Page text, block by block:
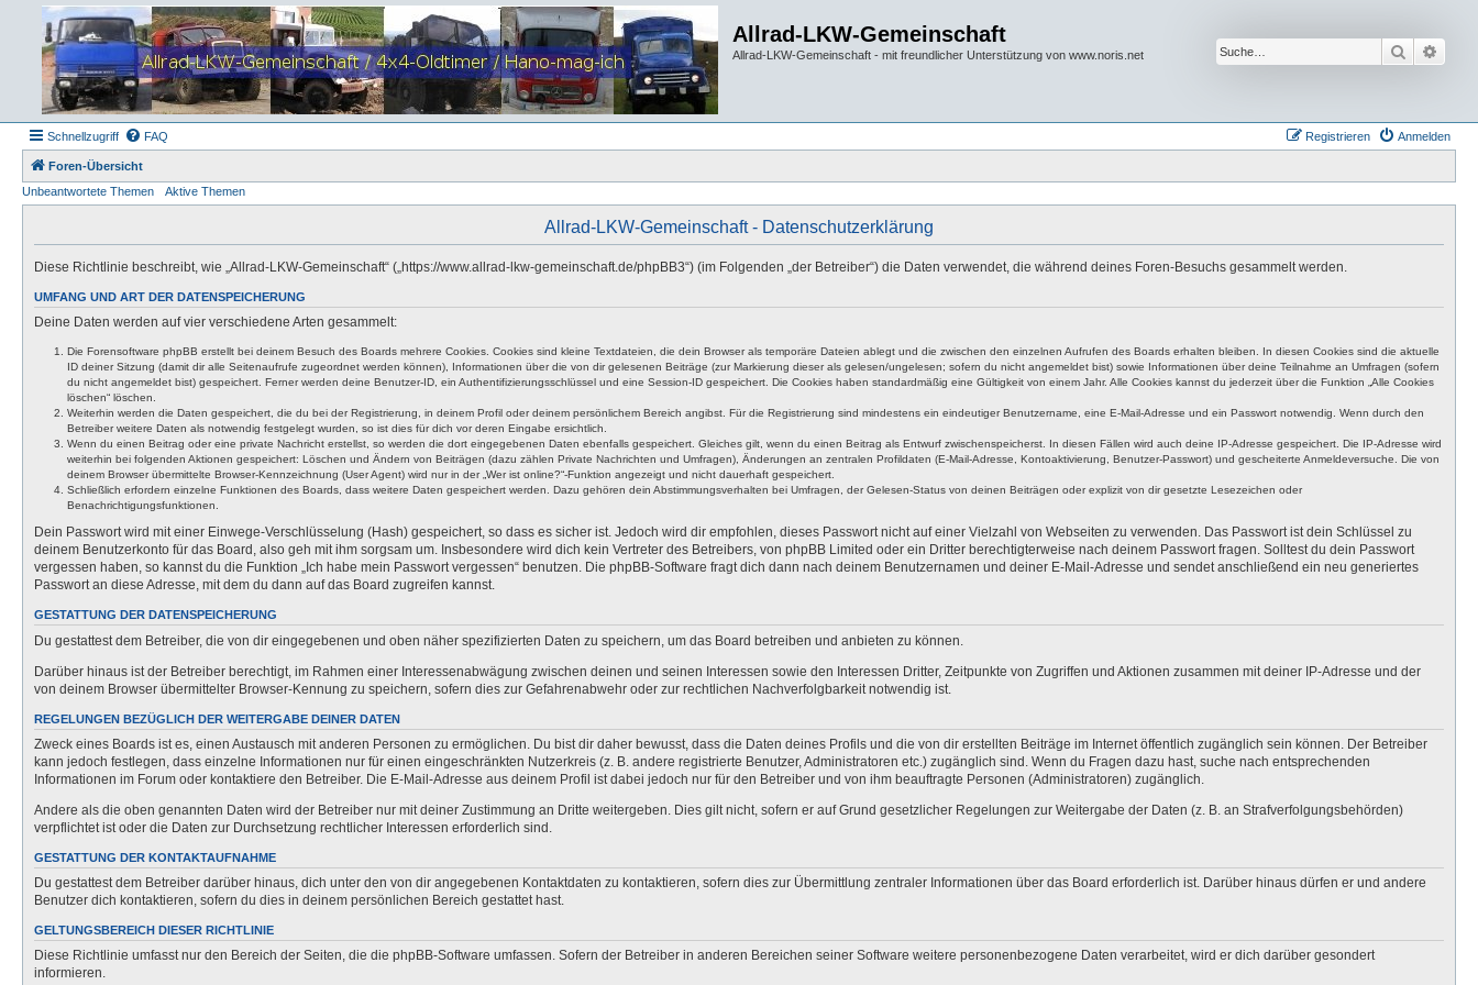
Allrad-LKW-Gemeinschaft
Allrad-LKW-Gemeinschaft - mit freundlicher Unterstützung von www.noris.net Suche
Schnellzugriff FAQ Anmelden
Registrieren
Foren-Übersicht
Unbeantwortete Themen
Aktive Themen
Allrad-LKW-Gemeinschaft - Datenschutzerklärung
Diese Richtlinie beschreibt, wie „Allrad-LKW-Gemeinschaft“ („https://www.allrad-lkw-gemeinschaft.de/phpBB3“) (im Folgenden „der Betreiber“) die Daten verwendet, die während deines Foren-Besuchs gesammelt werden.
UMFANG UND ART DER DATENSPEICHERUNG
Deine Daten werden auf vier verschiedene Arten gesammelt:
Die Forensoftware phpBB erstellt bei deinem Besuch des Boards mehrere Cookies. Cookies sind kleine Textdateien, die dein Browser als temporäre Dateien ablegt und die zwischen den einzelnen Aufrufen des Boards erhalten bleiben. In diesen Cookies sind die aktuelle
ID deiner Sitzung (damit dir alle Seitenaufrufe zugeordnet werden können), Informationen über die von dir gelesenen Beiträge (zur Markierung dieser als gelesen/ungelesen; sofern du nicht angemeldet bist) sowie Informationen über deine Teilnahme an Umfragen (sofern
du nicht angemeldet bist) gespeichert. Ferner werden deine Benutzer-ID, ein Authentifizierungsschlüssel und eine Session-ID gespeichert. Die Cookies haben standardmäßig eine Gültigkeit von einem Jahr. Alle Cookies kannst du jederzeit über die Funktion „Alle Cookies
löschen“ löschen.
Weiterhin werden die Daten gespeichert, die du bei der Registrierung, in deinem Profil oder deinem persönlichem Bereich angibst. Für die Registrierung sind mindestens ein eindeutiger Benutzername, eine E-Mail-Adresse und ein Passwort notwendig. Wenn durch den
Betreiber weitere Daten als notwendig festgelegt wurden, so ist dies für dich vor deren Eingabe ersichtlich.
Wenn du einen Beitrag oder eine private Nachricht erstellst, so werden die dort eingegebenen Daten ebenfalls gespeichert. Gleiches gilt, wenn du einen Beitrag als Entwurf zwischenspeicherst. In diesen Fällen wird auch deine IP-Adresse gespeichert. Die IP-Adresse wird
weiterhin bei folgenden Aktionen gespeichert: Löschen und Ändern von Beiträgen (dazu zählen Private Nachrichten und Umfragen), Änderungen an zentralen Profildaten (E-Mail-Adresse, Kontoaktivierung, Benutzer-Passwort) und gescheiterte Anmeldeversuche. Die von
deinem Browser übermittelte Browser-Kennzeichnung (User Agent) wird nur in der „Wer ist online?“-Funktion angezeigt und nicht dauerhaft gespeichert.
Schließlich erfordern einzelne Funktionen des Boards, dass weitere Daten gespeichert werden. Dazu gehören dein Abstimmungsverhalten bei Umfragen, der Gelesen-Status von deinen Beiträgen oder explizit von dir gesetzte Lesezeichen oder
Benachrichtigungsfunktionen.
Dein Passwort wird mit einer Einwege-Verschlüsselung (Hash) gespeichert, so dass es sicher ist. Jedoch wird dir empfohlen, dieses Passwort nicht auf einer Vielzahl von Webseiten zu verwenden. Das Passwort ist dein Schlüssel zu
deinem Benutzerkonto für das Board, also geh mit ihm sorgsam um. Insbesondere wird dich kein Vertreter des Betreibers, von phpBB Limited oder ein Dritter berechtigterweise nach deinem Passwort fragen. Solltest du dein Passwort
vergessen haben, so kannst du die Funktion „Ich habe mein Passwort vergessen“ benutzen. Die phpBB-Software fragt dich dann nach deinem Benutzernamen und deiner E-Mail-Adresse und sendet anschließend ein neu generiertes
Passwort an diese Adresse, mit dem du dann auf das Board zugreifen kannst.
GESTATTUNG DER DATENSPEICHERUNG
Du gestattest dem Betreiber, die von dir eingegebenen und oben näher spezifizierten Daten zu speichern, um das Board betreiben und anbieten zu können.
Darüber hinaus ist der Betreiber berechtigt, im Rahmen einer Interessenabwägung zwischen deinen und seinen Interessen sowie den Interessen Dritter, Zeitpunkte von Zugriffen und Aktionen zusammen mit deiner IP-Adresse und der
von deinem Browser übermittelter Browser-Kennung zu speichern, sofern dies zur Gefahrenabwehr oder zur rechtlichen Nachverfolgbarkeit notwendig ist.
REGELUNGEN BEZÜGLICH DER WEITERGABE DEINER DATEN
Zweck eines Boards ist es, einen Austausch mit anderen Personen zu ermöglichen. Du bist dir daher bewusst, dass die Daten deines Profils und die von dir erstellten Beiträge im Internet öffentlich zugänglich sein können. Der Betreiber
kann jedoch festlegen, dass einzelne Informationen nur für einen eingeschränkten Nutzerkreis (z. B. andere registrierte Benutzer, Administratoren etc.) zugänglich sind. Wenn du Fragen dazu hast, suche nach entsprechenden
Informationen im Forum oder kontaktiere den Betreiber. Die E-Mail-Adresse aus deinem Profil ist dabei jedoch nur für den Betreiber und von ihm beauftragte Personen (Administratoren) zugänglich.
Andere als die oben genannten Daten wird der Betreiber nur mit deiner Zustimmung an Dritte weitergeben. Dies gilt nicht, sofern er auf Grund gesetzlicher Regelungen zur Weitergabe der Daten (z. B. an Strafverfolgungsbehörden)
verpflichtet ist oder die Daten zur Durchsetzung rechtlicher Interessen erforderlich sind.
GESTATTUNG DER KONTAKTAUFNAHME
Du gestattest dem Betreiber darüber hinaus, dich unter den von dir angegebenen Kontaktdaten zu kontaktieren, sofern dies zur Übermittlung zentraler Informationen über das Board erforderlich ist. Darüber hinaus dürfen er und andere
Benutzer dich kontaktieren, sofern du dies in deinem persönlichen Bereich gestattet hast.
GELTUNGSBEREICH DIESER RICHTLINIE
Diese Richtlinie umfasst nur den Bereich der Seiten, die die phpBB-Software umfassen. Sofern der Betreiber in anderen Bereichen seiner Software weitere personenbezogene Daten verarbeitet, wird er dich darüber gesondert
informieren.